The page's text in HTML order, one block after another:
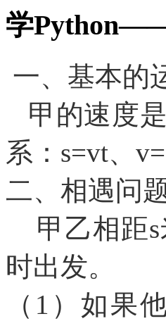
学
一、基本的
甲的速度
系：s=vt、
二、相遇问
甲乙相距s
时出发。
（ 1）如果